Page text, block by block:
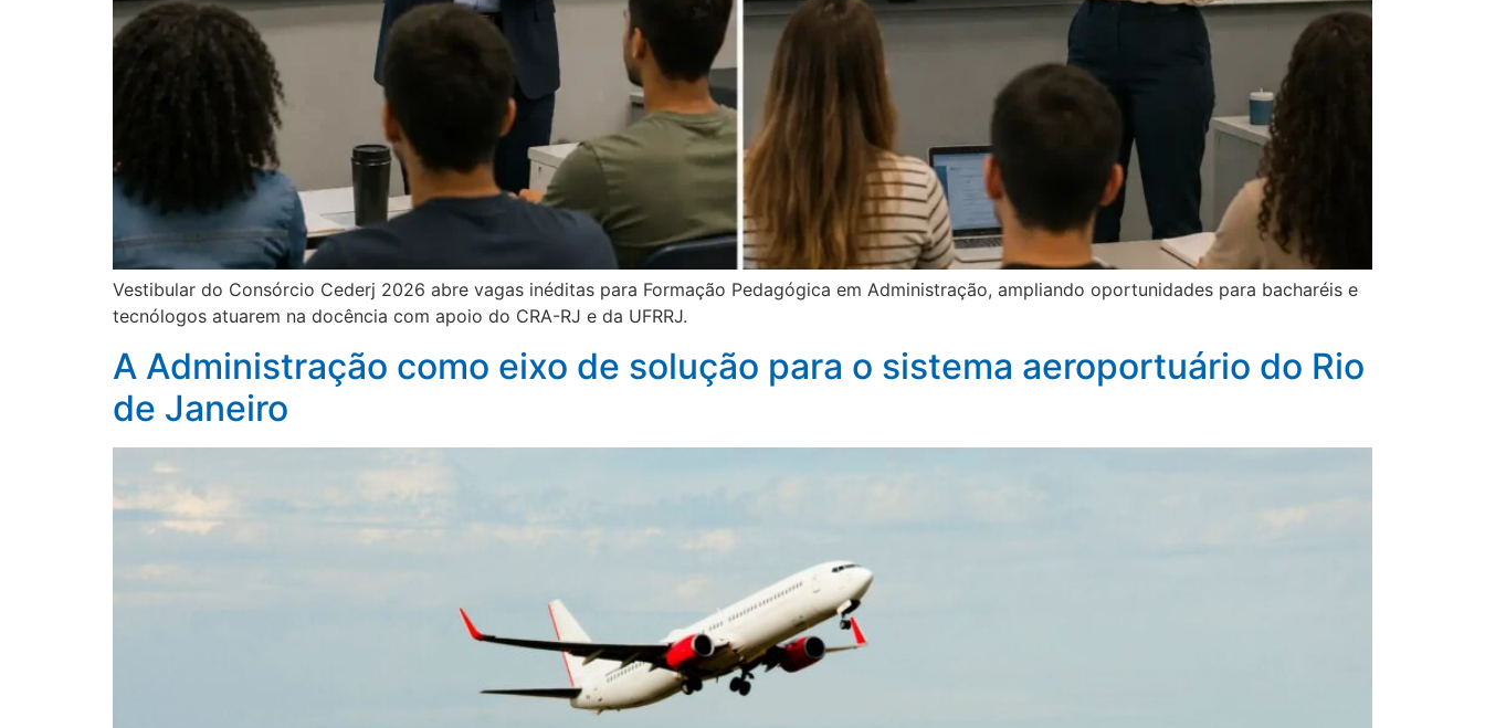
Vestibular do Consórcio Cederj 2026 abre vagas inéditas para Formação Pedagógica em Administração, ampliando oportunidades para bacharéis e
tecnólogos atuarem na docência com apoio do CRA-RJ e da UFRRJ.
A Administração como eixo de solução para o sistema aeroportuário do Rio
de Janeiro